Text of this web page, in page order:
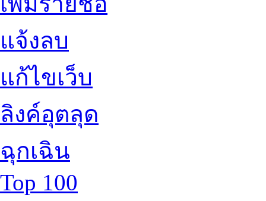
แจ้งลบ
แก้ไขเว็บ
ลิงค์อุตลุด
ฉุกเฉิน
Top 100